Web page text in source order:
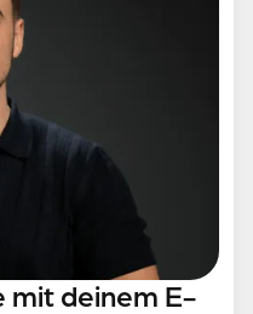
mit deinem E-